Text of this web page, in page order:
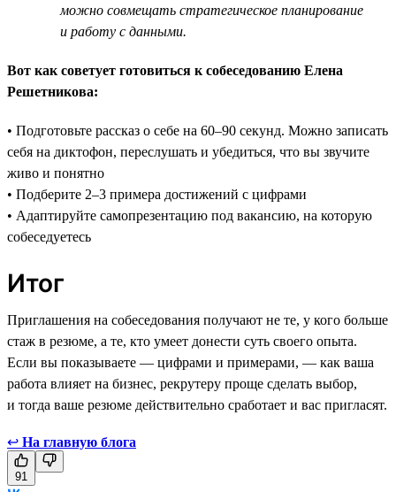
можно совмещать стратегическое планирование
и работу с данными.
Вот как советует готовиться к собеседованию Елена
Решетникова:
• Подготовьте рассказ о себе на 60–90 секунд. Можно записать
себя на диктофон, переслушать и убедиться, что вы звучите
живо и понятно
• Подберите 2–3 примера достижений с цифрами
• Адаптируйте самопрезентацию под вакансию, на которую
собеседуетесь
Итог
Приглашения на собеседования получают не те, у кого больше
стаж в резюме, а те, кто умеет донести суть своего опыта.
Если вы показываете — цифрами и примерами, — как ваша
работа влияет на бизнес, рекрутеру проще сделать выбор,
и тогда ваше резюме действительно сработает и вас пригласят.
↩ На главную блога
91